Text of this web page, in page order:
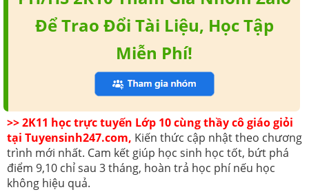
Để Trao Đổi Tài Liệu, Học Tập
Miễn Phí!
>> 2K11 học trực tuyến Lớp 10 cùng thầy cô giáo giỏi
tại Tuyensinh247.com, Kiến thức cập nhật theo chương
trình mới nhất. Cam kết giúp học sinh học tốt, bứt phá
điểm 9,10 chỉ sau 3 tháng, hoàn trả học phí nếu học
không hiệu quả.